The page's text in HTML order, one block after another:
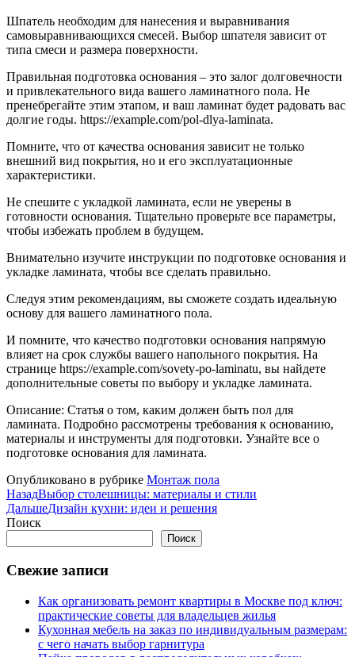
Шпатель необходим для нанесения и выравнивания
самовыравнивающихся смесей. Выбор шпателя зависит от
типа смеси и размера поверхности.
Правильная подготовка основания – это залог долговечности
и привлекательного вида вашего ламинатного пола. Не
пренебрегайте этим этапом, и ваш ламинат будет радовать вас
долгие годы. https://example.com/pol-dlya-laminata.
Помните, что от качества основания зависит не только
внешний вид покрытия, но и его эксплуатационные
характеристики.
Не спешите с укладкой ламината, если не уверены в
готовности основания. Тщательно проверьте все параметры,
чтобы избежать проблем в будущем.
Внимательно изучите инструкции по подготовке основания и
укладке ламината, чтобы все сделать правильно.
Следуя этим рекомендациям, вы сможете создать идеальную
основу для вашего ламинатного пола.
И помните, что качество подготовки основания напрямую
влияет на срок службы вашего напольного покрытия. На
странице https://example.com/sovety-po-laminatu, вы найдете
дополнительные советы по выбору и укладке ламината.
Описание: Статья о том, каким должен быть пол для
ламината. Подробно рассмотрены требования к основанию,
материалы и инструменты для подготовки. Узнайте все о
подготовке основания для ламината.
Опубликовано в рубрике Монтаж пола
НазадВыбор столешницы: материалы и стили
ДальшеДизайн кухни: идеи и решения
Поиск
Поиск
Свежие записи
Как организовать ремонт квартиры в Москве под ключ:
практические советы для владельцев жилья
Кухонная мебель на заказ по индивидуальным размерам:
с чего начать выбор гарнитура